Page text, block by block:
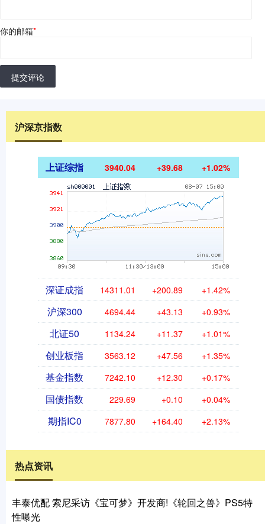
你的邮箱*
提交评论
沪深京指数
上证综指 3940.04 +39.68 +1.02%
深证成指 14311.01 +200.89 +1.42%
沪深300 4694.44 +43.13 +0.93%
北证50 1134.24 +11.37 +1.01%
创业板指 3563.12 +47.56 +1.35%
基金指数 7242.10 +12.30 +0.17%
国债指数 229.69 +0.10 +0.04%
期指IC0 7877.80 +164.40 +2.13%
热点资讯
丰泰优配 索尼采访《宝可梦》开发商!《轮回之兽》PS5特
性曝光